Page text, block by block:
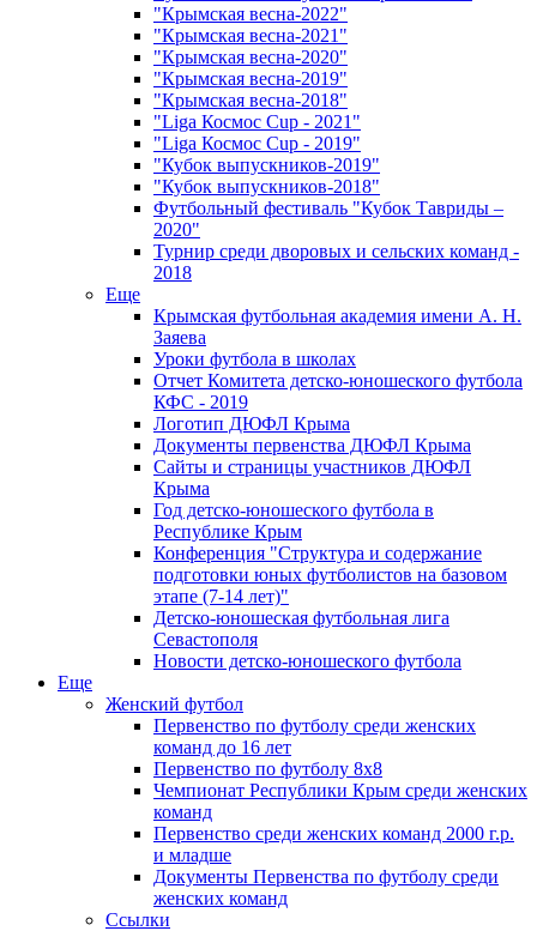
"Крымская весна-2022"
"Крымская весна-2021"
"Крымская весна-2020"
"Крымская весна-2019"
"Крымская весна-2018"
"Liga Космос Cup - 2021"
"Liga Космос Cup - 2019"
"Кубок выпускников-2019"
"Кубок выпускников-2018"
Футбольный фестиваль "Кубок Тавриды –
2020"
Турнир среди дворовых и сельских команд -
2018
Еще
Крымская футбольная академия имени А. Н.
Заяева
Уроки футбола в школах
Отчет Комитета детско-юношеского футбола
КФС - 2019
Логотип ДЮФЛ Крыма
Документы первенства ДЮФЛ Крыма
Сайты и страницы участников ДЮФЛ
Крыма
Год детско-юношеского футбола в
Республике Крым
Конференция "Структура и содержание
подготовки юных футболистов на базовом
этапе (7-14 лет)"
Детско-юношеская футбольная лига
Севастополя
Новости детско-юношеского футбола
Еще
Женский футбол
Первенство по футболу среди женских
команд до 16 лет
Первенство по футболу 8х8
Чемпионат Республики Крым среди женских
команд
Первенство среди женских команд 2000 г.р.
и младше
Документы Первенства по футболу среди
женских команд
Ссылки